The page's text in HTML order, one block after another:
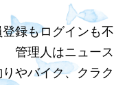
録もログインも不
管理人はニュース
やバイク、クラク